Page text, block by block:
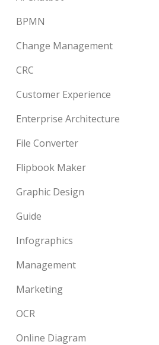
BPMN
Change Management
CRC
Customer Experience
Enterprise Architecture
File Converter
Flipbook Maker
Graphic Design
Guide
Infographics
Management
Marketing
OCR
Online Diagram